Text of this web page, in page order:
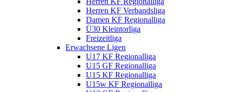
Herren KF Verbandsliga
Damen KF Regionalliga
Ü30 Kleintorliga
Freizeitliga
Erwachsene Ligen
U17 KF Regionalliga
U15 GF Regionalliga
U15 KF Regionalliga
U15w KF Regionalliga